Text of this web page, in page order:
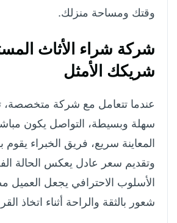
وقتك ومساحة منزلك.
شركة شراء الأثاث
شريكك الأمثل
عندما تتعامل مع شركة متخصصة،
سهلة وبسيطة، التواصل يكون
المعاينة سريع، فريق الخبراء
وتقديم سعر عادل يعكس الحالة
الأسلوب الاحترافي يجعل العميل
شعور بالثقة والراحة أثناء اتخاذ